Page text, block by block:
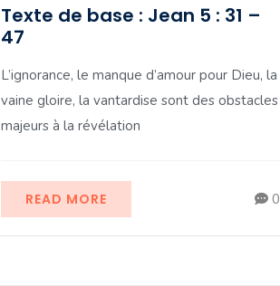
Texte de base : Jean 5 : 31 –
47
L’ignorance, le manque d’amour pour Dieu, la
vaine gloire, la vantardise sont des obstacles
majeurs à la révélation
READ MORE 0